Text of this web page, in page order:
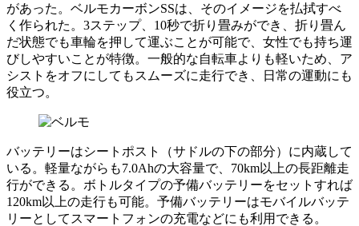
があった。ベルモカーボンSSは、そのイメージを払拭すべ
く作られた。3ステップ、10秒で折り畳みができ、折り畳ん
だ状態でも車輪を押して運ぶことが可能で、女性でも持ち運
びしやすいことが特徴。一般的な自転車よりも軽いため、ア
シストをオフにしてもスムーズに走行でき、日常の運動にも
役立つ。
バッテリーはシートポスト（サドルの下の部分）に内蔵して
いる。軽量ながらも7.0Ahの大容量で、70km以上の長距離走
行ができる。ボトルタイプの予備バッテリーをセットすれば
120km以上の走行も可能。予備バッテリーはモバイルバッテ
リーとしてスマートフォンの充電などにも利用できる。